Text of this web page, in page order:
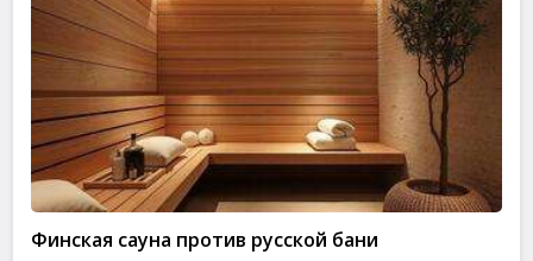
Финская сауна против русской бани